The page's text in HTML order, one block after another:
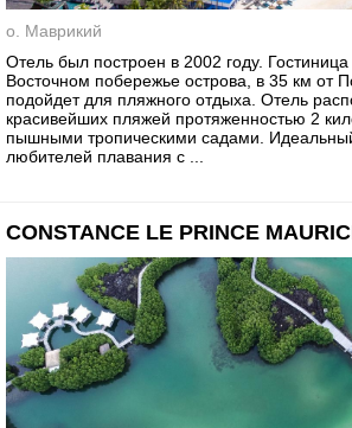
о. Маврикий
Отель был построен в 2002 году.
Восточном побережье острова, в 35 км от
подойдет для пляжного отдыха. Отель
красивейших пляжей протяженностью 2
пышными тропическими садами.
любителей плавания с ...
CONSTANCE LE PRINCE